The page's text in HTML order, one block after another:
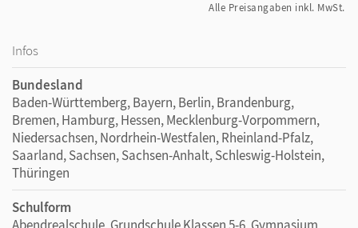
Alle Preisangaben inkl. MwSt.
Infos
Bundesland
Baden-Württemberg, Bayern, Berlin, Brandenburg,
Bremen, Hamburg, Hessen, Mecklenburg-Vorpommern,
Niedersachsen, Nordrhein-Westfalen, Rheinland-Pfalz,
Saarland, Sachsen, Sachsen-Anhalt, Schleswig-Holstein,
Thüringen
Schulform